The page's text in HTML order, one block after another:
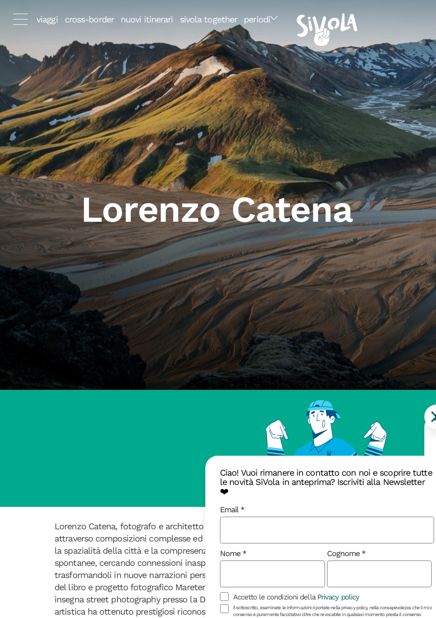
viaggi cross-border nuovi itinerari sivola together periodi
Lorenzo Catena
Lorenzo Catena, fotografo e architetto romano, racconta la quotidianità
attraverso composizioni complesse ed evocative. Il suo approccio istintivo indaga
la spazialità della città e la compresenza di situazioni prevalentemente
spontanee, cercando connessioni inaspettate tra frammenti dell’ordinario,
trasformandoli in nuove narrazioni personali. Insieme a Valeria Tofanelli è autore
del libro e progetto fotografico Mareterno, edito da Eyeshot nel 2021. Dal 2023
insegna street photography presso la Daylight School di Roma. La sua ricerca
artistica ha ottenuto prestigiosi riconoscimenti internazionali, tra cui, nel 2018, il
Ciao! Vuoi rimanere in contatto con noi e scoprire tutte
le novità SiVola in anteprima? Iscriviti alla Newsletter
❤️
Email
Nome Cognome
Accetto le condizioni della Privacy policy
Il sottoscritto, esaminate le informazioni riportate nella privacy policy, nella consapevolezza che il mio
consenso è puramente facoltativo oltre che revocabile in qualsiasi momento presta il consenso